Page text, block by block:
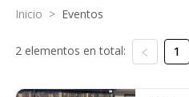
Inicio > Eventos
2 elementos en total: 1